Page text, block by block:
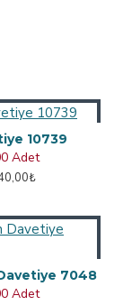
10739
Adet
7048
Adet